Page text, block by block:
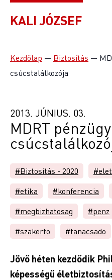
KALI JÓZSEF
Kezdőlap — Biztosítás —
csúcstalálkozója
2013. JÚNIUS. 03.
MDRT
#Biztosítás - 2020
#etika
#konferencia
#megbizhatosag
#penz
#szakerto
#tanacsado
Jövő héten kezdődik
képességű